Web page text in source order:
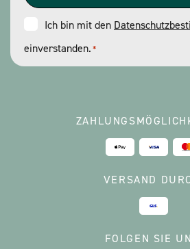
Consent
*
Ich bin mit den
einverstanden.*
VERSAND
FOLGEN SIE